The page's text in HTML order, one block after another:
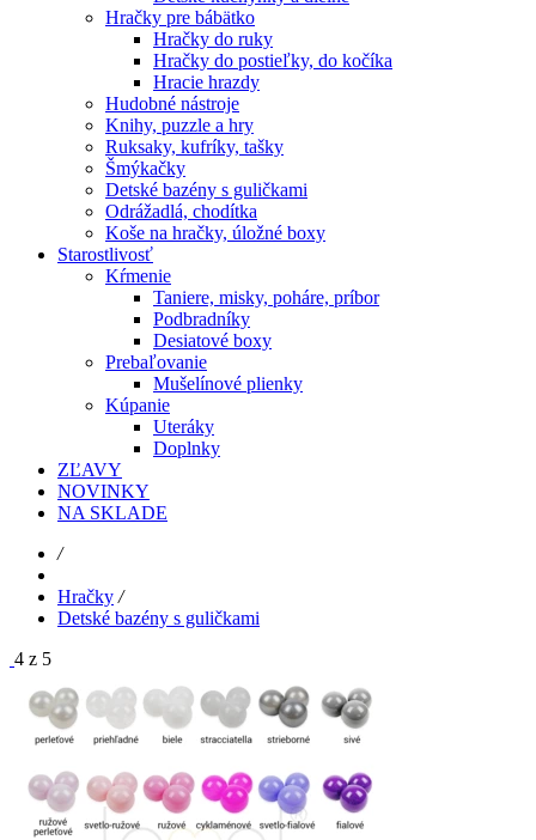
Hračky pre bábätko
Hračky do ruky
Hračky do postieľky, do kočíka
Hracie hrazdy
Hudobné nástroje
Knihy, puzzle a hry
Ruksaky, kufríky, tašky
Šmýkačky
Detské bazény s guličkami
Odrážadlá, chodítka
Koše na hračky, úložné boxy
Starostlivosť
Kŕmenie
Taniere, misky, poháre, príbor
Podbradníky
Desiatové boxy
Prebaľovanie
Mušelínové plienky
Kúpanie
Uteráky
Doplnky
ZĽAVY
NOVINKY
NA SKLADE
/
Hračky /
Detské bazény s guličkami
4 z 5